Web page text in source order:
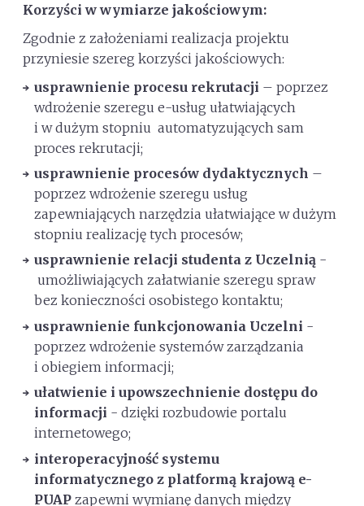
Korzyści w wymiarze jakościowym:
Zgodnie z założeniami realizacja projektu
przyniesie szereg korzyści jakościowych:
usprawnienie procesu rekrutacji – poprzez
wdrożenie szeregu e-usług ułatwiających
i w dużym stopniu automatyzujących sam
proces rekrutacji;
usprawnienie procesów dydaktycznych –
poprzez wdrożenie szeregu usług
zapewniających narzędzia ułatwiające w dużym
stopniu realizację tych procesów;
usprawnienie relacji studenta z Uczelnią -
umożliwiających załatwianie szeregu spraw
bez konieczności osobistego kontaktu;
usprawnienie funkcjonowania Uczelni -
poprzez wdrożenie systemów zarządzania
i obiegiem informacji;
ułatwienie i upowszechnienie dostępu do
informacji - dzięki rozbudowie portalu
internetowego;
interoperacyjność systemu
informatycznego z platformą krajową e-
PUAP zapewni wymianę danych między